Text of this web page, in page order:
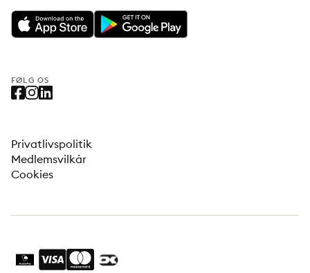
FØLG OS
Privatlivspolitik
Medlemsvilkår
Cookies